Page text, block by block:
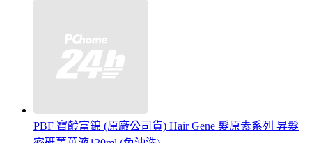
PBF 寶齡富錦 (原廠公司貨) Hair Gene 髮原素系列 昇髮